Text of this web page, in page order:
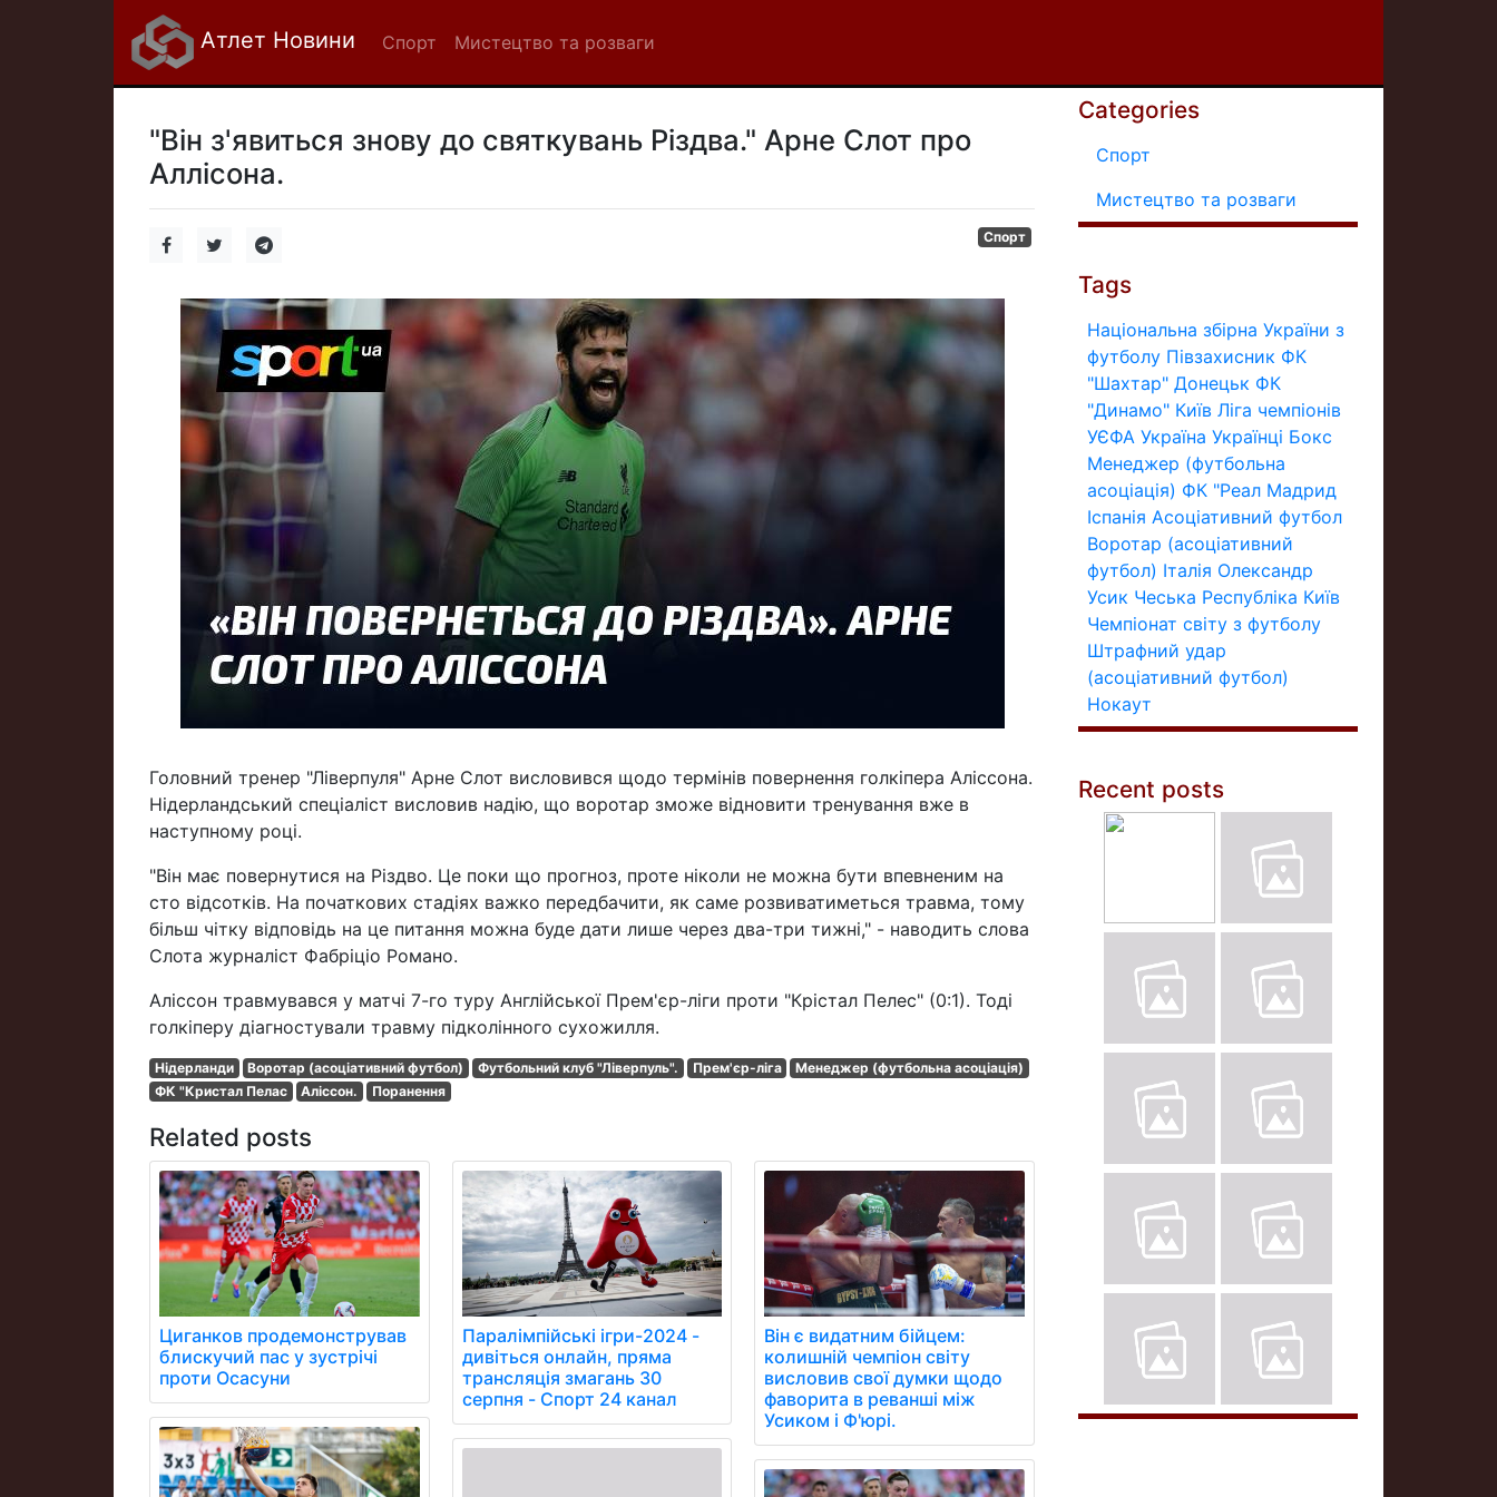
Атлет Новини Спорт Мистецтво та розваги
"Він з'явиться знову до святкувань Різдва." Арне Слот про
Аллісона.
Спорт
Головний тренер "Ліверпуля" Арне Слот висловився щодо термінів повернення голкіпера Аліссона.
Нідерландський спеціаліст висловив надію, що воротар зможе відновити тренування вже в
наступному році.
"Він має повернутися на Різдво. Це поки що прогноз, проте ніколи не можна бути впевненим на
сто відсотків. На початкових стадіях важко передбачити, як саме розвиватиметься травма, тому
більш чітку відповідь на це питання можна буде дати лише через два-три тижні," - наводить слова
Слота журналіст Фабріціо Романо.
Аліссон травмувався у матчі 7-го туру Англійської Прем'єр-ліги проти "Крістал Пелес" (0:1). Тоді
голкіперу діагностували травму підколінного сухожилля.
Нідерланди Воротар (асоціативний футбол) Футбольний клуб "Ліверпуль". Прем'єр-ліга
Менеджер (футбольна асоціація)
ФК "Кристал Пелас
Аліссон. Поранення
Related posts
Циганков продемонстрував
блискучий пас у зустрічі
проти Осасуни
Паралімпійські ігри-2024 -
дивіться онлайн, пряма
трансляція змагань 30
серпня - Спорт 24 канал
Він є видатним бійцем:
колишній чемпіон світу
висловив свої думки щодо
фаворита в реванші між
Усиком і Ф'юрі.
Categories
Спорт
Мистецтво та розваги
Tags
Національна збірна України з
футболу Півзахисник ФК
"Шахтар" Донецьк ФК
"Динамо" Київ Ліга чемпіонів
УЄФА Україна Українці Бокс
Менеджер (футбольна
асоціація) ФК "Реал Мадрид
Іспанія Асоціативний футбол
Воротар (асоціативний
футбол) Італія Олександр
Усик Чеська Республіка Київ
Чемпіонат світу з футболу
Штрафний удар
(асоціативний футбол)
Нокаут
Recent posts